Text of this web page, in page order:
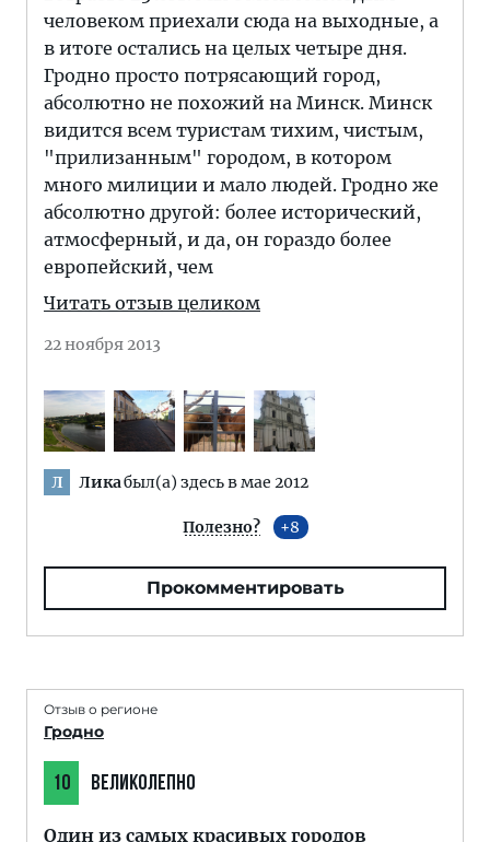
человеком приехали сюда на выходные, а
в итоге остались на целых четыре дня.
Гродно просто потрясающий город,
абсолютно не похожий на Минск. Минск
видится всем туристам тихим, чистым,
"прилизанным" городом, в котором
много милиции и мало людей. Гродно же
абсолютно другой: более исторический,
атмосферный, и да, он гораздо более
европейский, чем
Читать отзыв целиком
22 ноября 2013
Л Ликабыл(а) здесь в мае 2012
Полезно? 8
Прокомментировать
Отзыв о регионе
Гродно
10 ВЕЛИКОЛЕПНО
Один из самых красивых городов